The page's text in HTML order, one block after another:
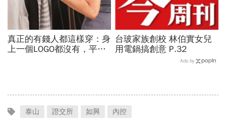
真正的有錢人都這樣穿：身
上一個LOGO都沒有，平凡
台玻家族創校 林伯實女兒
用電鍋搞創意 P.32
Ads by
泰山 證交所 如興 內控